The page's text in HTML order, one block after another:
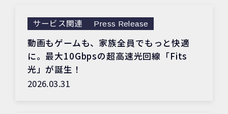
サービス関連 Press Release
動画もゲームも、家族全員でもっと快適
に。最大10Gbpsの超高速光回線「Fits
光」が誕生！
2026.03.31